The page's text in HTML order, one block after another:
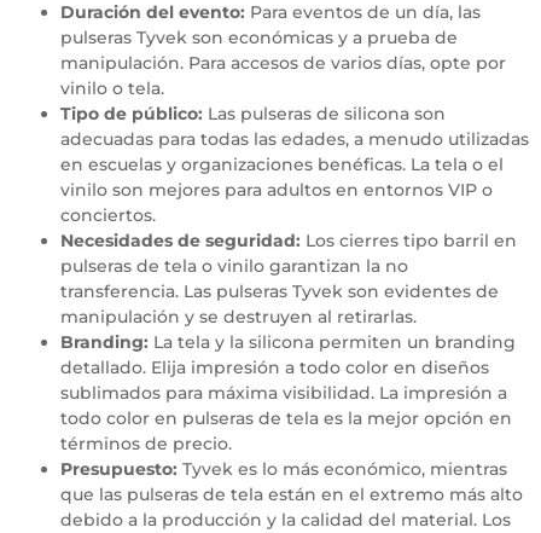
Duración del evento: Para eventos de un día, las
pulseras Tyvek son económicas y a prueba de
manipulación. Para accesos de varios días, opte por
vinilo o tela.
Tipo de público: Las pulseras de silicona son
adecuadas para todas las edades, a menudo utilizadas
en escuelas y organizaciones benéficas. La tela o el
vinilo son mejores para adultos en entornos VIP o
conciertos.
Necesidades de seguridad: Los cierres tipo barril en
pulseras de tela o vinilo garantizan la no
transferencia. Las pulseras Tyvek son evidentes de
manipulación y se destruyen al retirarlas.
Branding: La tela y la silicona permiten un branding
detallado. Elija impresión a todo color en diseños
sublimados para máxima visibilidad. La impresión a
todo color en pulseras de tela es la mejor opción en
términos de precio.
Presupuesto: Tyvek es lo más económico, mientras
que las pulseras de tela están en el extremo más alto
debido a la producción y la calidad del material. Los